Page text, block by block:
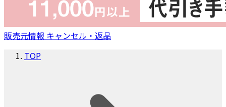
販売元情報 キャンセル・返品
TOP